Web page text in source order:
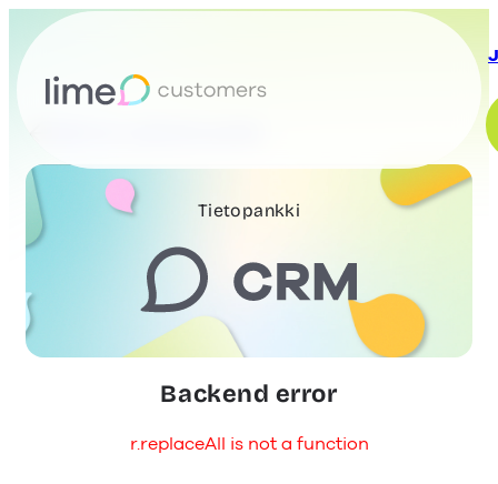
Tietopankki
Backend error
r.replaceAll is not a function